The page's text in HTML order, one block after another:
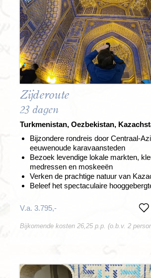
Zijderoute
23 dagen
Turkmenistan, Oezbekistan,
Bijzondere rondreis door Centraal-
eeuwenoude karavaansteden
Bezoek levendige lokale markten,
medressen en moskeeën
Verken de prachtige natuur van
Beleef het spectaculaire
V.a. 3.795,-
Bijkomende kosten 26,25 p.p. (o.b.v. 2